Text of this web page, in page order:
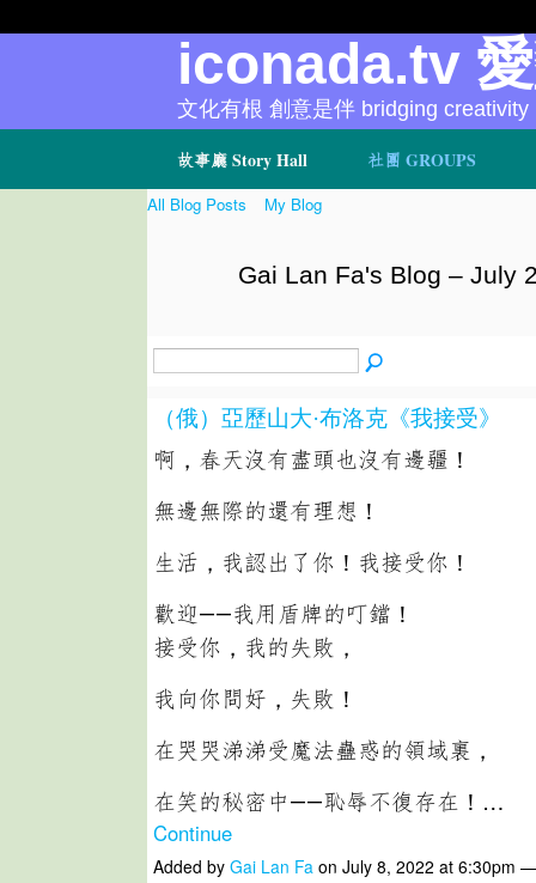
故事廳 Story Hall 社團 GROUPS
iconada.tv
文化有根 創意是伴 bridging creativity
All Blog Posts My Blog
Gai Lan Fa's Blog – July
（俄）亞歷山大·布洛克《我接受》
啊，春天沒有盡頭也沒有邊疆！
無邊無際的還有理想！
生活，我認出了你！我接受你！
歡迎――我用盾牌的叮鐺！
接受你，我的失敗，
我向你問好，失敗！
在哭哭涕涕受魔法蠱惑的領域裏，
在笑的秘密中――恥辱不復存在！…
Continue
Added by Gai Lan Faon July 8, 2022 at 6:30pm